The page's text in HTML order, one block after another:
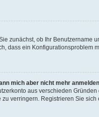
zunächst, ob Ihr Benutzername
dass ein Konfigurationsproblem
mich aber nicht mehr
aus verschieden
verringern. Registrieren Sie